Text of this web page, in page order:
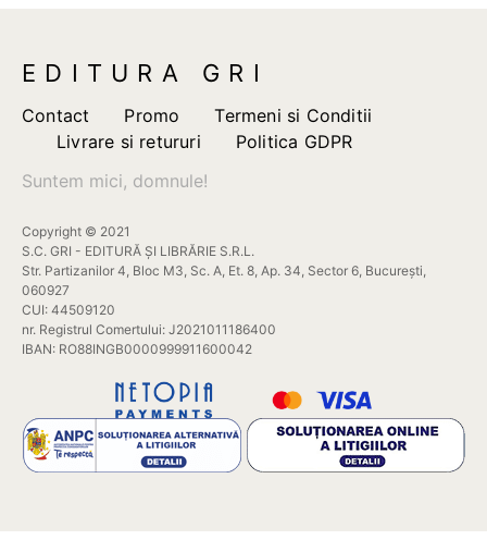
EDITURA GRI
Contact Promo
Termeni si Conditii
Livrare si retururi
Politica GDPR
Suntem mici, domnule!
Copyright © 2021
S.C. GRI - EDITURĂ ȘI LIBRĂRIE S.R.L.
Str. Partizanilor 4, Bloc M3, Sc. A, Et. 8, Ap. 34, Sector 6, București,
060927
CUI: 44509120
nr. Registrul Comertului: J2021011186400
IBAN: RO88INGB0000999911600042